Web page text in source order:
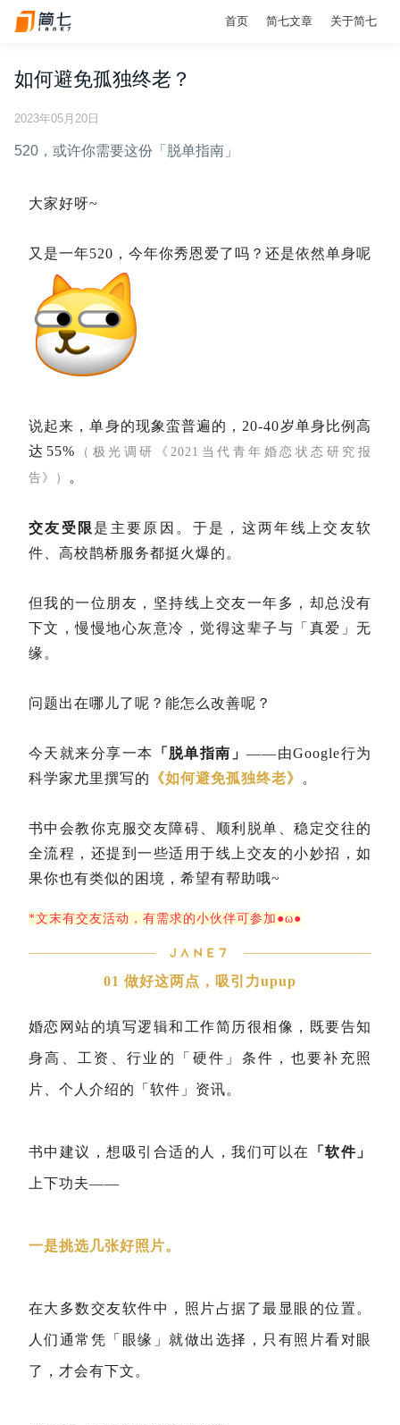
首页 简七文章 关于简七
如何避免孤独终老？
2023年05月20日
520，或许你需要这份「脱单指南」
大家好呀~
又是一年520，今年你秀恩爱了吗？还是依然单身呢
说起来，单身的现象蛮普遍的，20-40岁单身比例高
达55% （极光调研《2021当代青年婚恋状态研究报
告》）
。
交友受限 是主要原因。于是，这两年线上交友软
件、高校鹊桥服务都挺火爆的。
但我的一位朋友，坚持线上交友一年多，却总没有
下文，慢慢地心灰意冷，觉得这辈子与「真爱」无
缘。
问题出在哪儿了呢？能怎么改善呢？
今天就来分享一本 「脱单指南」——由Google行为
科学家尤里撰写的
《如何避免孤独终老》 。
书中会教你克服交友障碍、顺利脱单、稳定交往的
全流程，还提到一些适用于线上交友的小妙招，如
果你也有类似的困境，希望有帮助哦~
*文末有交友活动，有需求的小伙伴可参加●ω●
01 做好这两点，吸引力upup
婚恋网站的填写逻辑和工作简历很相像，既要告知
身高、工资、行业的「硬件」条件，也要补充照
片、个人介绍的「软件」资讯。
书中建议，想吸引合适的人，我们可以在 「软件」
上下功夫——
一是挑选几张好照片。
在大多数交友软件中，照片占据了最显眼的位置。
人们通常凭「眼缘」就做出选择，只有照片看对眼
了，才会有下文。